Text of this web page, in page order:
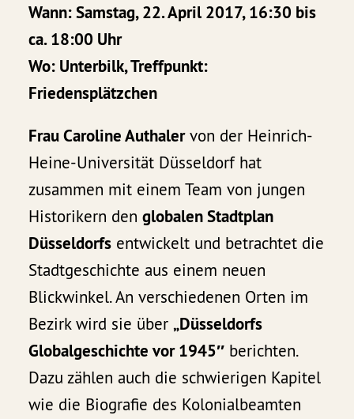
Wann: Samstag, 22. April 2017, 16:30 bis
ca. 18:00 Uhr
Wo: Unterbilk, Treffpunkt:
Friedensplätzchen
Frau Caroline Authalervon der Heinrich-
Heine-Universität Düsseldorf hat
zusammen mit einem Team von jungen
Historikern denglobalen Stadtplan
Düsseldorfs entwickelt und betrachtet die
Stadtgeschichte aus einem neuen
Blickwinkel. An verschiedenen Orten im
Bezirk wird sie über„Düsseldorfs
Globalgeschichte vor 1945″ berichten.
Dazu zählen auch die schwierigen Kapitel
wie die Biografie des Kolonialbeamten